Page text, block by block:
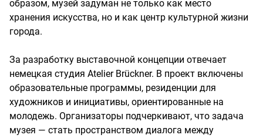
образом, музей задуман не только как место
хранения искусства, но и как центр культурной жизни
города.
За разработку выставочной концепции отвечает
немецкая студия Atelier Brückner. В проект включены
образовательные программы, резиденции для
художников и инициативы, ориентированные на
молодежь. Организаторы подчеркивают, что задача
музея — стать пространством диалога между